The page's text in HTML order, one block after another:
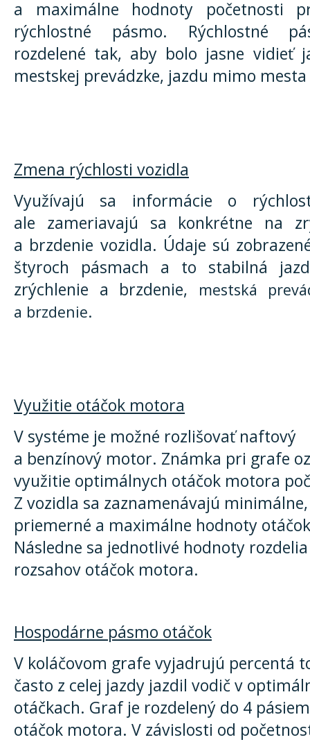
a maximálne hodnoty početnosti
rýchlostné pásmo. Rýchlostné
rozdelené tak, aby bolo jasne vidieť
mestskej prevádzke, jazdu mimo
Zmena rýchlosti vozidla
Využívajú sa informácie o
ale zameriavajú sa konkrétne na
a brzdenie vozidla. Údaje sú
štyroch pásmach a to stabilná
zrýchlenie a brzdenie, mestská
a brzdenie.
Využitie otáčok motora
V systéme je možné rozlišovať naftový
a benzínový motor. Známka pri grafe
využitie optimálnych otáčok motora
Z vozidla sa zaznamenávajú minimálne,
priemerné a maximálne hodnoty
Následne sa jednotlivé hodnoty
rozsahov otáčok motora.
Hospodárne pásmo otáčok
V koláčovom grafe vyjadrujú percentá
často z celej jazdy jazdil vodič v
otáčkach. Graf je rozdelený do 4
otáčok motora. V závislosti od